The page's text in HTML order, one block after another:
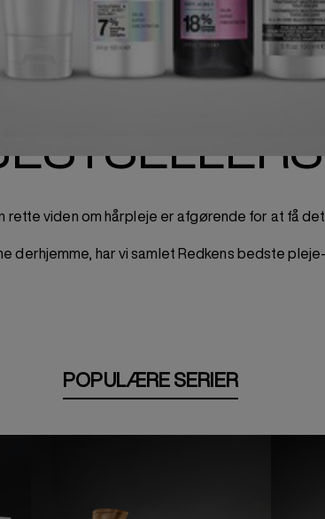
rette viden om hårpleje er afgørende for at få
derhjemme, har vi samlet Redkens bedste
POPULÆRE SERIER